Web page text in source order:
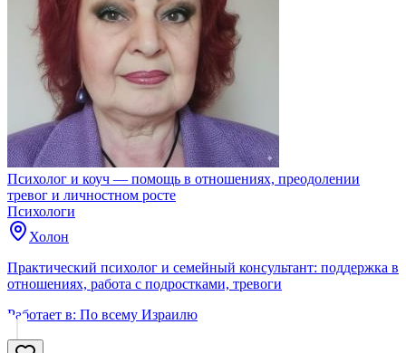
Психолог и коуч — помощь в отношениях, преодолении
тревог и личностном росте
Психологи
Холон
Практический психолог и семейный консультант: поддержка в
отношениях, работа с подростками, тревоги
Работает в: По всему Израилю